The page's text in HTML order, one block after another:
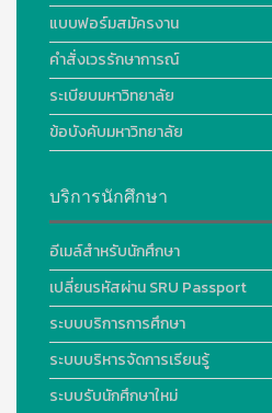
แบบฟอร์มสมัครงาน
คำสั่งเวรรักษาการณ์
ระเบียบมหาวิทยาลัย
ข้อบังคับมหาวิทยาลัย
บริการนักศึกษา
อีเมล์สำหรับนักศึกษา
เปลี่ยนรหัสผ่าน SRU Passport
ระบบบริการการศึกษา
ระบบบริหารจัดการเรียนรู้
ระบบรับนักศึกษาใหม่